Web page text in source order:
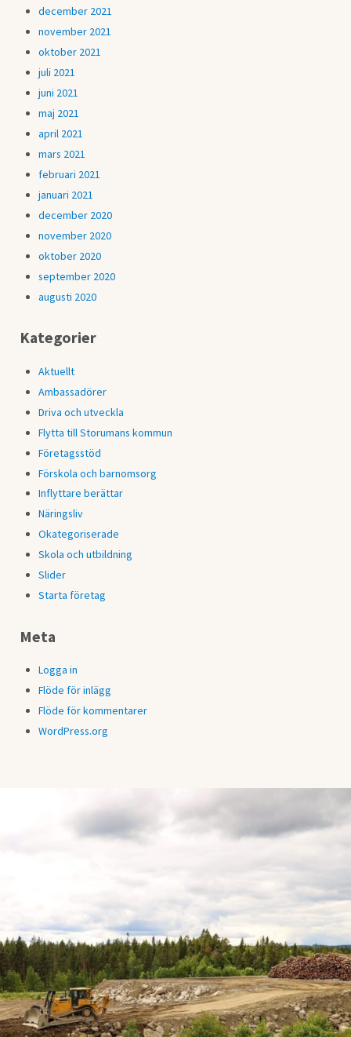
december 2021
november 2021
oktober 2021
juli 2021
juni 2021
maj 2021
april 2021
mars 2021
februari 2021
januari 2021
december 2020
november 2020
oktober 2020
september 2020
augusti 2020
Kategorier
Aktuellt
Ambassadörer
Driva och utveckla
Flytta till Storumans kommun
Företagsstöd
Förskola och barnomsorg
Inflyttare berättar
Näringsliv
Okategoriserade
Skola och utbildning
Slider
Starta företag
Meta
Logga in
Flöde för inlägg
Flöde för kommentarer
WordPress.org